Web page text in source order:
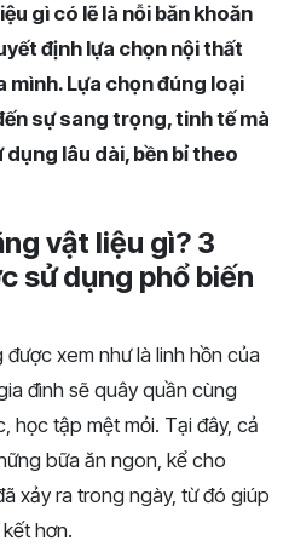
gì có lẽ là nỗi băn khoăn
định lựa chọn nội thất
Lựa chọn đúng loại
sự sang trọng, tinh tế mà
lâu dài, bền bỉ theo
vật liệu gì? 3
sử dụng phổ biến
xem như là linh hồn của
đình sẽ quây quần cùng
học tập mệt mỏi. Tại đây, cả
bữa ăn ngon, kể cho
xảy ra trong ngày, từ đó giúp
hơn.